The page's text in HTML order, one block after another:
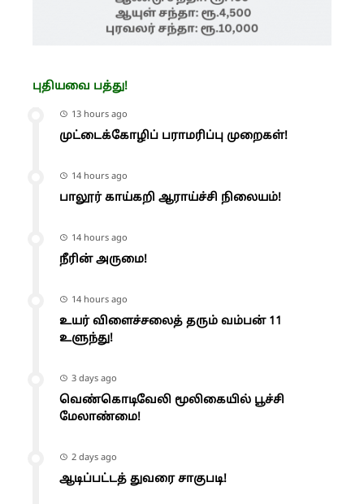
புதியவை பத்து!
13 hours ago
முட்டைக்கோழிப் பராமரிப்பு முறைகள்!
14 hours ago
பாலூர் காய்கறி ஆராய்ச்சி நிலையம்!
14 hours ago
நீரின் அருமை!
14 hours ago
உயர் விளைச்சலைத் தரும் வம்பன் 11
உளுந்து!
3 days ago
வெண்கொடிவேலி மூலிகையில் பூச்சி
மேலாண்மை!
2 days ago
ஆடிப்பட்டத் துவரை சாகுபடி!